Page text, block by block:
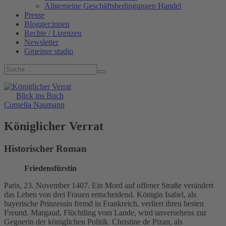
Allgemeine Geschäftsbedingungen Handel
Presse
Blogger:innen
Rechte / Lizenzen
Newsletter
Gmeiner studio
Blick ins Buch
Cornelia Naumann
Königlicher Verrat
Historischer Roman
Friedensfürstin
Paris, 23. November 1407. Ein Mord auf offener Straße verändert
das Leben von drei Frauen entscheidend. Königin Isabel, als
bayerische Prinzessin fremd in Frankreich, verliert ihren besten
Freund. Margaud, Flüchtling vom Lande, wird unversehens zur
Gegnerin der königlichen Politik. Christine de Pizan, als